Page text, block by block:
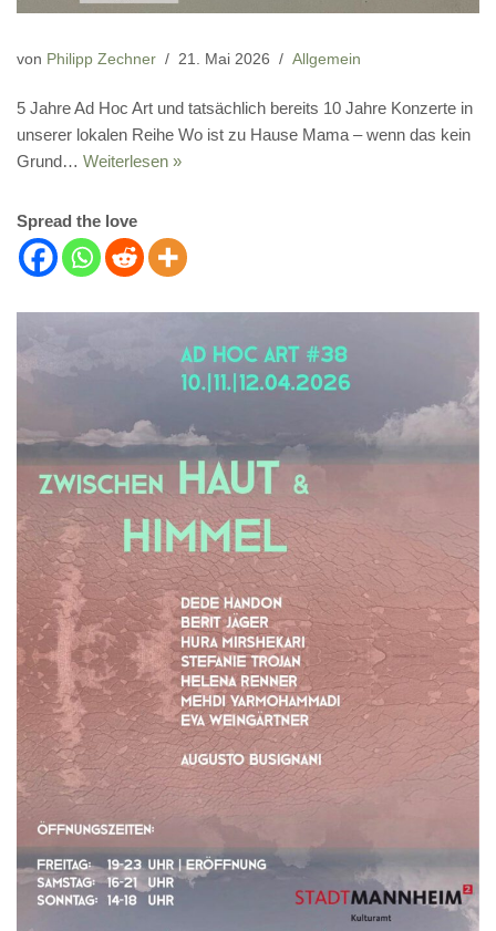
von Philipp Zechner 21. Mai 2026 Allgemein
5 Jahre Ad Hoc Art und tatsächlich bereits 10 Jahre Konzerte in
unserer lokalen Reihe Wo ist zu Hause Mama – wenn das kein
Grund… Weiterlesen »
Spread the love